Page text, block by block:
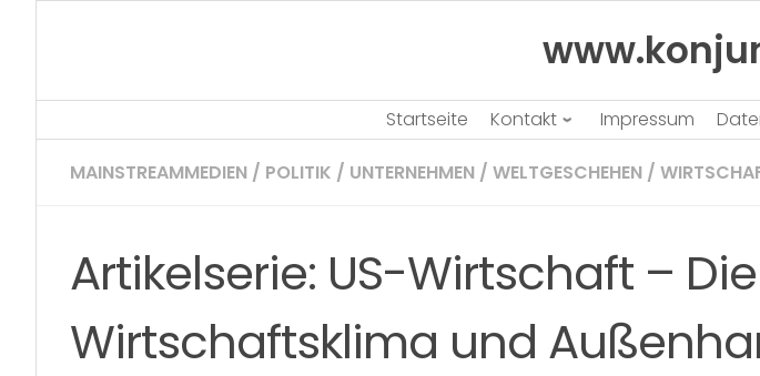
Startseite Kontakt Impressum
MAINSTREAMMEDIEN / POLITIK / UNTERNEHMEN / WELTGESCHEHEN /
Artikelserie: US-Wirtschaft –
Wirtschaftsklima und